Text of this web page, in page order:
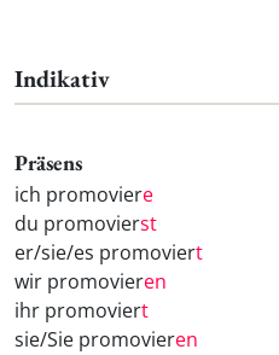
Indikativ
Präsens
ich promoviere
du promovierst
er/sie/es promoviert
wir promovieren
ihr promoviert
sie/Sie promovieren